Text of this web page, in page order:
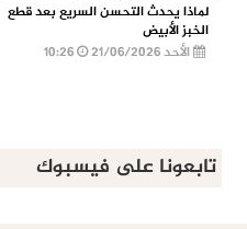
لماذا يحدث التحسن السريع بعد قطع
الخبز الأبيض
الأحد 21/06/2026
تابعونا على فيسبوك